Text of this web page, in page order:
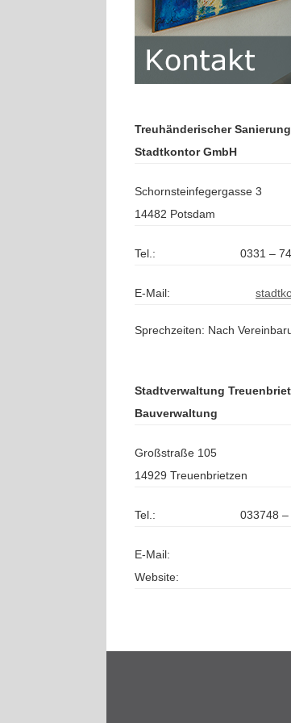
Treuhänderischer
Stadtkontor GmbH
Schornsteinfegergasse 3
14482 Potsdam
Tel.: 0331 –
E-Mail:
Sprechzeiten: Nach
Stadtverwaltung
Bauverwaltung
Großstraße 105
14929 Treuenbrietzen
Tel.: 033748
E-Mail:
Website: